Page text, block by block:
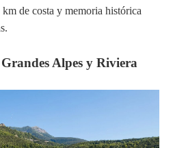
de costa y memoria histórica
Alpes y Riviera